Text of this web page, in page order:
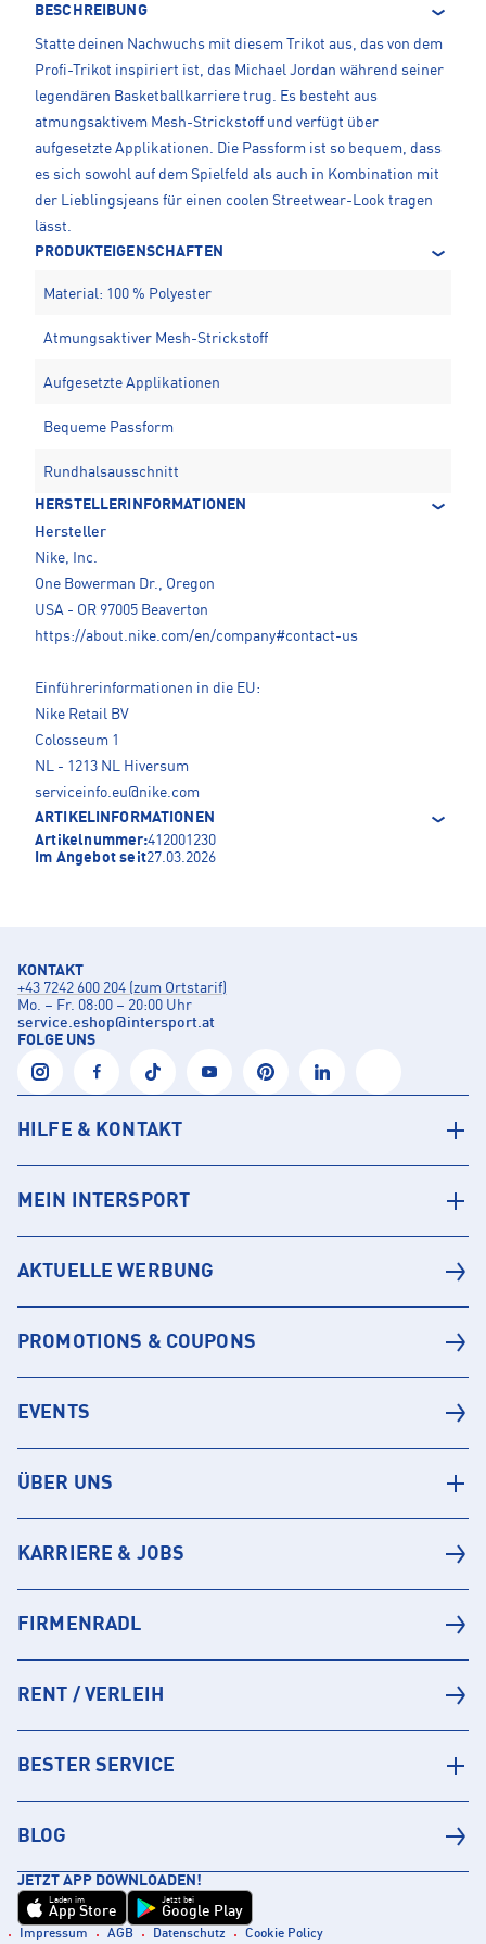
BESCHREIBUNG
Statte deinen Nachwuchs mit diesem Trikot aus, das von dem
Profi-Trikot inspiriert ist, das Michael Jordan während seiner
legendären Basketballkarriere trug. Es besteht aus
atmungsaktivem Mesh-Strickstoff und verfügt über
aufgesetzte Applikationen. Die Passform ist so bequem, dass
es sich sowohl auf dem Spielfeld als auch in Kombination mit
der Lieblingsjeans für einen coolen Streetwear-Look tragen
lässt.
PRODUKTEIGENSCHAFTEN
Material: 100 % Polyester
Atmungsaktiver Mesh-Strickstoff
Aufgesetzte Applikationen
Bequeme Passform
Rundhalsausschnitt
HERSTELLERINFORMATIONEN
Hersteller
Nike, Inc.
One Bowerman Dr., Oregon
USA - OR 97005 Beaverton
https://about.nike.com/en/company#contact-us
Einführerinformationen in die EU:
Nike Retail BV
Colosseum 1
NL - 1213 NL Hiversum
serviceinfo.eu@nike.com
ARTIKELINFORMATIONEN
Artikelnummer:412001230
Im Angebot seit27.03.2026
KONTAKT
+43 7242 600 204 (zum Ortstarif)
Mo. – Fr. 08:00 – 20:00 Uhr
service.eshop@intersport.at
FOLGE UNS
HILFE & KONTAKT
MEIN INTERSPORT
AKTUELLE WERBUNG
PROMOTIONS & COUPONS
EVENTS
ÜBER UNS
KARRIERE & JOBS
FIRMENRADL
RENT / VERLEIH
BESTER SERVICE
BLOG
JETZT APP DOWNLOADEN!
Laden im
App Store
Jetzt bei
Google Play
Impressum AGB Datenschutz Cookie Policy